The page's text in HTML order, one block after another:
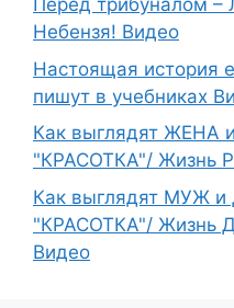
Перед трибуналом –
Небензя! Видео
Настоящая история
пишут в учебниках
Как выглядят ЖЕНА
"КРАСОТКА"/ Жизнь
Как выглядят МУЖ
"КРАСОТКА"/ Жизнь
Видео